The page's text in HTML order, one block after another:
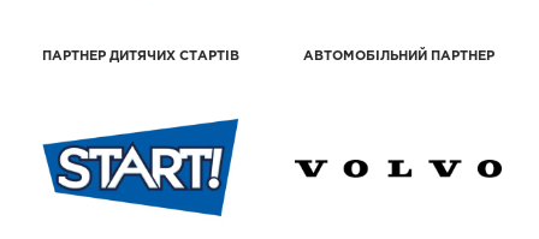
ПАРТНЕР ДИТЯЧИХ СТАРТІВ АВТОМОБІЛЬНИЙ ПАРТНЕР